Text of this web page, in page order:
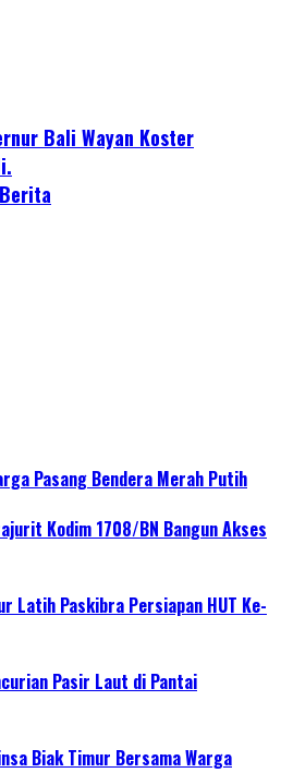
Bali Wayan Koster
Pasang Bendera Merah Putih
Kodim 1708/BN Bangun Akses
Latih Paskibra Persiapan HUT Ke-
Pasir Laut di Pantai
Biak Timur Bersama Warga